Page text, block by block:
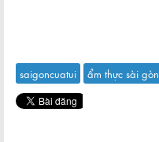
saigoncuatui
ẩm thực sài gòn